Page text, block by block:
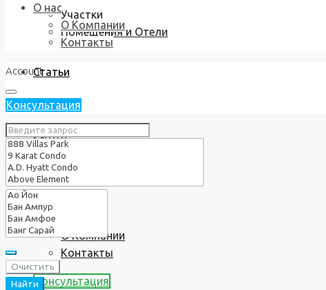
Участки
Помещения и Отели
Статьи
Услуги
О нас
О Компании
Контакты
Консультация
О нас
О Компании
Контакты
Account
Консультация
Очистить
Найти